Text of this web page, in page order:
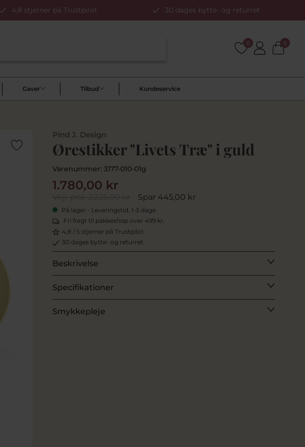
4,8 stjerner på Trustpilot 30 dages bytte- og returret
0 0
Gaver Tilbud Kundeservice
Pind J. Design
Ørestikker "Livets Træ" i guld
Varenummer: 3177-010-01g
Vejl. pris2.225,00 kr Spar 445,00 kr
1.780,00 kr
På lager - Leveringstid, 1-3 dage
Fri fragt til pakkeshop over 499 kr.
4,8 / 5 stjerner på Trustpilot
30 dages bytte- og returret
Beskrivelse
Specifikationer
Smykkepleje